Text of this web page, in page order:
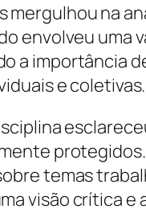
mergulhou na
envolveu uma
a importância
e coletivas.
temas
visão crítica